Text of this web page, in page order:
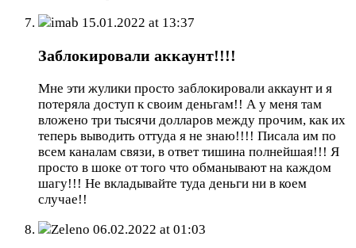
imab 15.01.2022 at 13:37
Заблокировали аккаунт!!!!
Мне эти жулики просто заблокировали аккаунт и я
потеряла доступ к своим деньгам!! А у меня там
вложено три тысячи долларов между прочим, как их
теперь выводить оттуда я не знаю!!!! Писала им по
всем каналам связи, в ответ тишина полнейшая!!! Я
просто в шоке от того что обманывают на каждом
шагу!!! Не вкладывайте туда деньги ни в коем
случае!!
Zeleno 06.02.2022 at 01:03